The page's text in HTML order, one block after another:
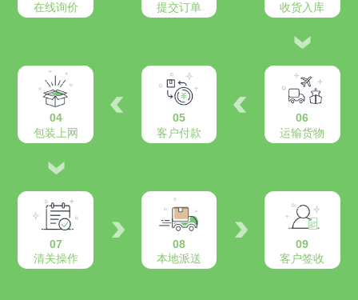
在线询价
提交订单
收货入库
04
包装上网
05
客户付款
06
运输货物
07
清关操作
08
本地派送
09
客户签收